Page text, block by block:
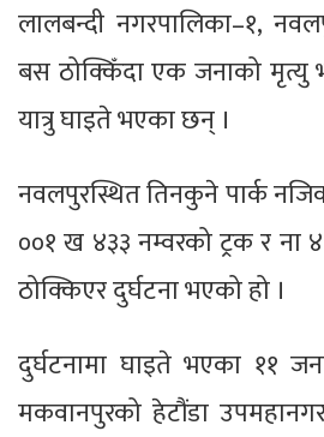
लालबन्दी नगरपालिका–१,
बस ठोक्किँदा एक जनाको
यात्रु घाइते भएका छन् ।
नवलपुरस्थित तिनकुने पार्क
००१ ख ४३३ नम्वरको ट्रक र
ठोक्किएर दुर्घटना भएको हो ।
दुर्घटनामा घाइते भएका ११
मकवानपुरको हेटौंडा